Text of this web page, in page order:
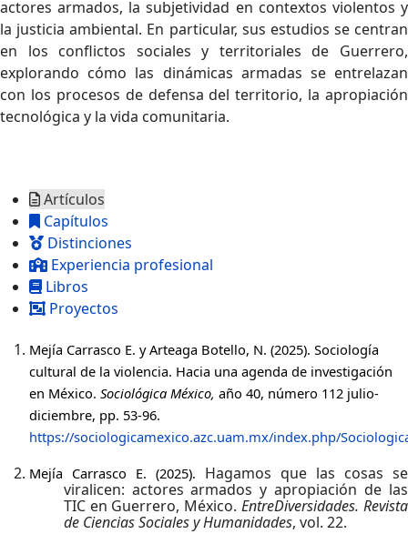
actores armados, la subjetividad en contextos violentos y
la justicia ambiental. En particular, sus estudios se centran
en los conflictos sociales y territoriales de Guerrero,
explorando cómo las dinámicas armadas se entrelazan
con los procesos de defensa del territorio, la apropiación
tecnológica y la vida comunitaria.
Artículos
Capítulos
Distinciones
Experiencia profesional
Libros
Proyectos
Mejía Carrasco E. yArteaga Botello, N. (2025). Sociología
cultural de la violencia. Hacia una agenda de investigación
en México. Sociológica México, año 40, número 112 julio-
diciembre, pp. 53-96.
https://sociologicamexico.azc.uam.mx/index.php/
Mejía Carrasco E. (2025). Hagamos que las cosas se
viralicen: actores armados y apropiación de las
TIC en Guerrero, México.EntreDiversidades. Revista
de Ciencias Sociales y Humanidades, vol. 22.